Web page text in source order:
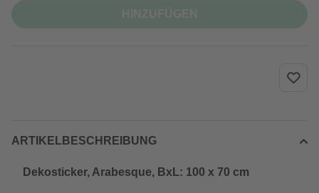
ARTIKELBESCHREIBUNG
Dekosticker, Arabesque, BxL: 100 x 70 cm